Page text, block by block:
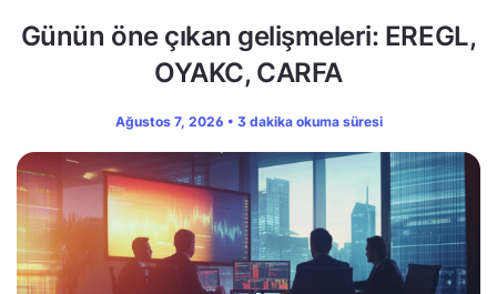
Günün öne çıkan gelişmeleri: EREGL,
OYAKC, CARFA
Ağustos 7, 2026 • 3 dakika okuma süresi